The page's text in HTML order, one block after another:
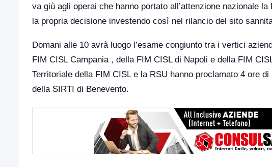
va giù agli operai che hanno portato all’attenzione nazionale
la propria decisione investendo così nel rilancio del sito
Domani alle 10 avrà luogo l’esame congiunto tra i vertici
FIM CISL Campania , della FIM CISL di Napoli e della FIM
Territoriale della FIM CISL e la RSU hanno proclamato 4 ore
della SIRTI di Benevento.